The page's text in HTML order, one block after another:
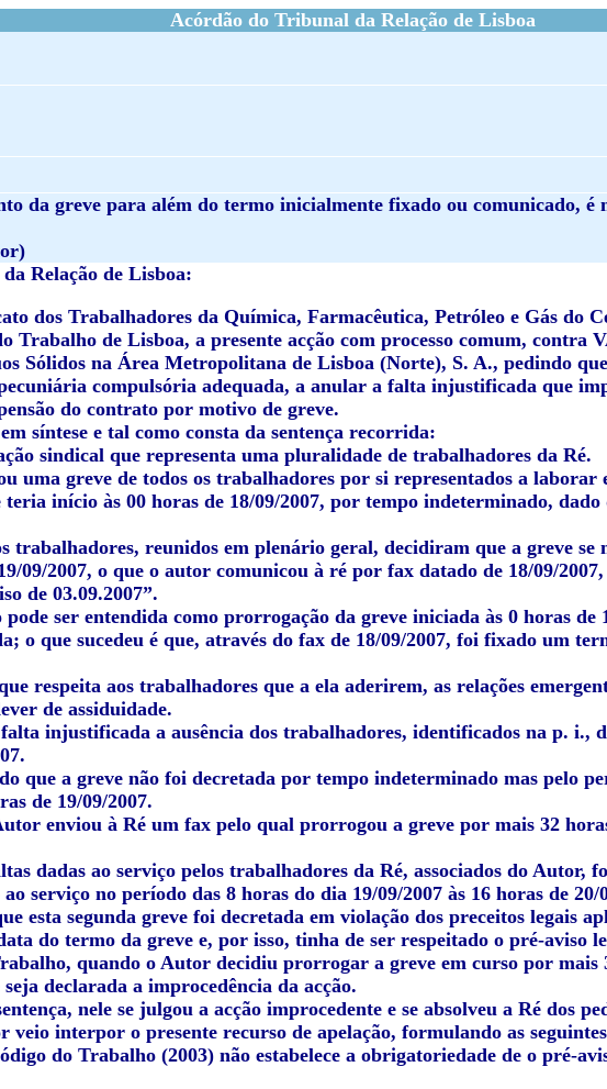
Acórdão do Tribunal da Relação de Lisboa
da greve para além do termo inicialmente fixado ou comunicado, é
Relação de Lisboa:
dos Trabalhadores da Química, Farmacêutica, Petróleo e Gás do
Trabalho de Lisboa, a presente acção com processo comum, contra
Sólidos na Área Metropolitana de Lisboa (Norte), S. A., pedindo
compulsória adequada, a anular a falta injustificada que
do contrato por motivo de greve.
síntese e tal como consta da sentença recorrida:
sindical que representa uma pluralidade de trabalhadores da Ré.
uma greve de todos os trabalhadores por si representados a laborar
teria início às 00 horas de 18/09/2007, por tempo indeterminado,
trabalhadores, reunidos em plenário geral, decidiram que a greve
09/2007, o que o autor comunicou à ré por fax datado de 18/09/2007,
de 03.09.2007”.
pode ser entendida como prorrogação da greve iniciada às 0 horas de
o que sucedeu é que, através do fax de 18/09/2007, foi fixado um
respeita aos trabalhadores que a ela aderirem, as relações
de assiduidade.
injustificada a ausência dos trabalhadores, identificados na p. i.,
que a greve não foi decretada por tempo indeterminado mas pelo
de 19/09/2007.
enviou à Ré um fax pelo qual prorrogou a greve por mais 32
dadas ao serviço pelos trabalhadores da Ré, associados do Autor,
serviço no período das 8 horas do dia 19/09/2007 às 16 horas de
esta segunda greve foi decretada em violação dos preceitos legais
do termo da greve e, por isso, tinha de ser respeitado o pré-aviso
quando o Autor decidiu prorrogar a greve em curso por mais
declarada a improcedência da acção.
nele se julgou a acção improcedente e se absolveu a Ré dos
interpor o presente recurso de apelação, formulando as
do Trabalho (2003) não estabelece a obrigatoriedade de o pré-